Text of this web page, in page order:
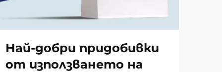
Най-добри придобивки
от използването на